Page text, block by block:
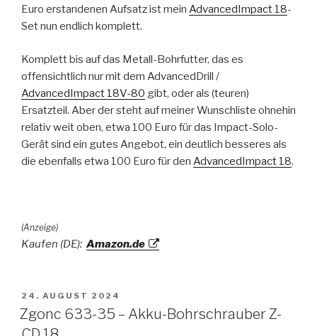
Euro erstandenen Aufsatz ist mein AdvancedImpact 18-
Set nun endlich komplett.
Komplett bis auf das Metall-Bohrfutter, das es
offensichtlich nur mit dem AdvancedDrill /
AdvancedImpact 18V-80 gibt, oder als (teuren)
Ersatzteil. Aber der steht auf meiner Wunschliste ohnehin
relativ weit oben, etwa 100 Euro für das Impact-Solo-
Gerät sind ein gutes Angebot, ein deutlich besseres als
die ebenfalls etwa 100 Euro für den AdvancedImpact 18.
(Anzeige)
Kaufen (DE): Amazon.de
VERÖFFENTLICHT
AM
24. AUGUST 2024
Zgonc 633-35 – Akku-Bohrschrauber Z-